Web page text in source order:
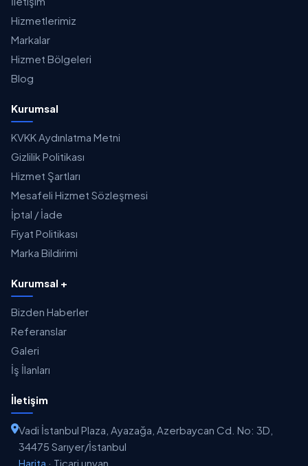
Hizmetlerimiz
Markalar
Hizmet Bölgeleri
Blog
Kurumsal
KVKK Aydınlatma Metni
Gizlilik Politikası
Hizmet Şartları
Mesafeli Hizmet Sözleşmesi
İptal / İade
Fiyat Politikası
Marka Bildirimi
Kurumsal +
Bizden Haberler
Referanslar
Galeri
İş İlanları
İletişim
Vadi İstanbul Plaza, Ayazağa, Azerbaycan Cd. No: 3D,
34475 Sarıyer/İstanbul
Harita · Ticari unvan